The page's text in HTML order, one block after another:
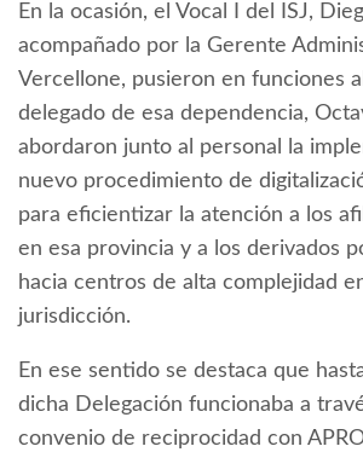
En la ocasión, el Vocal I del ISJ,
acompañado por la Gerente
Vercellone, pusieron en funciones
delegado de esa dependencia,
abordaron junto al personal la
nuevo procedimiento de
para eficientizar la atención a los
en esa provincia y a los derivados
hacia centros de alta complejidad
jurisdicción.
En ese sentido se destaca que
dicha Delegación funcionaba a
convenio de reciprocidad con